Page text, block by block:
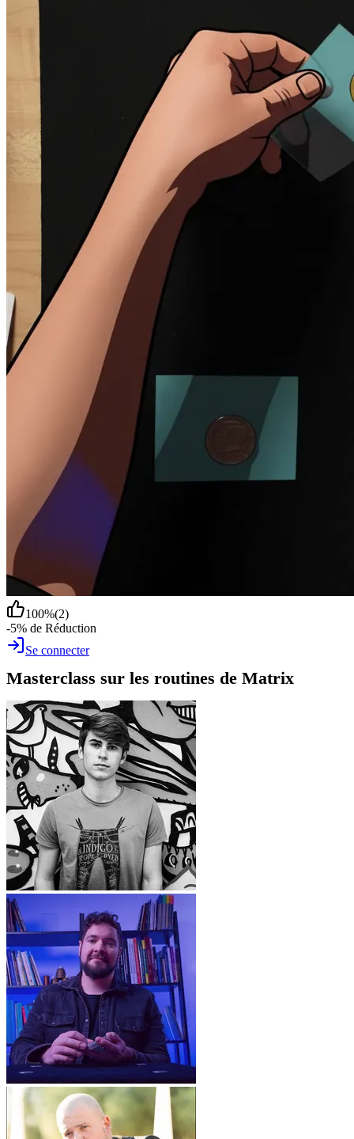
100%(2)
-5% de Réduction
Se connecter
Masterclass sur les routines de Matrix